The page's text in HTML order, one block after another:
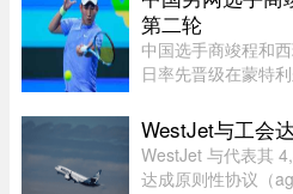
犯罪网络的能力。
第二轮
中国选手商竣程和
日率先晋级在蒙特
降雨让赛事安排受
的商竣程以6比3、
WestJet与工会
WestJet 与代表其
达成原则性协议（